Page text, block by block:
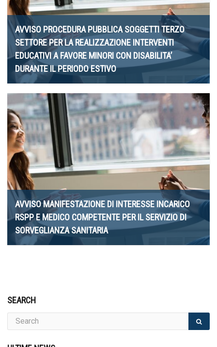
AVVISO PROCEDURA PUBBLICA SOGGETTI TERZO
SETTORE PER LA REALIZZAZIONE INTERVENTI
EDUCATIVI A FAVORE MINORI CON DISABILITA’
DURANTE IL PERIODO ESTIVO
20 Maggio 2026
AVVISO MANIFESTAZIONE DI INTERESSE INCARICO
RSPP E MEDICO COMPETENTE PER IL SERVIZIO DI
SORVEGLIANZA SANITARIA
SEARCH